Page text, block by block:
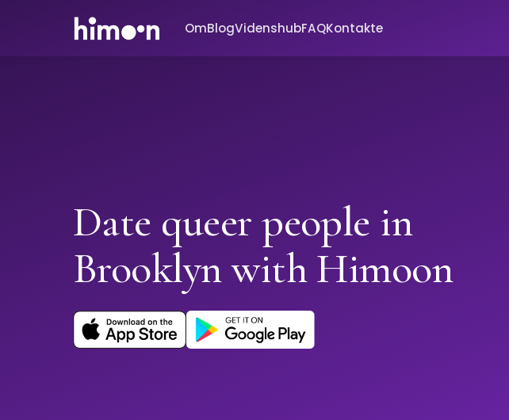
OmBlogVidenshubFAQKontakte
Date queer people in
Brooklyn with Himoon